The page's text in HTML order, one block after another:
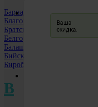
Барнаул
Благовещенск
Братск
Белгород
Балашиха МО
Бийск
Биробиджан
В
Для бизнеса
Уборка офисов
Уборка ТЦ
Мытьё окон и